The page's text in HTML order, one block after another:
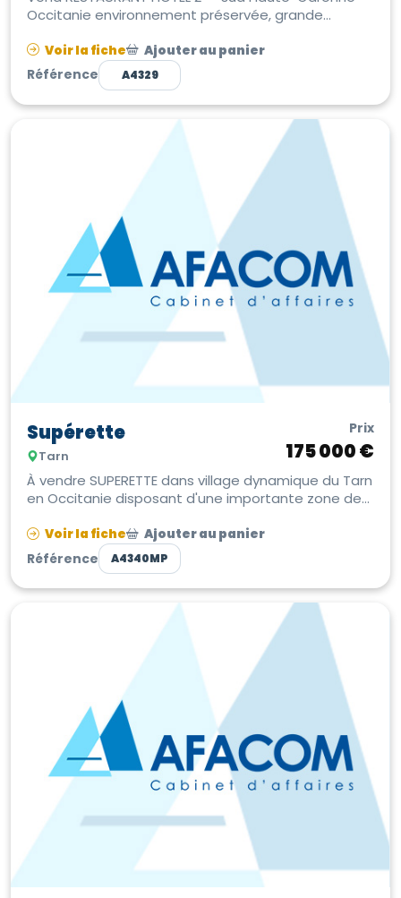
Occitanie environnement préservée, grande
Voir la fiche Ajouter au panier
Référence A4329
Supérette
Tarn
Prix
175 000 €
À vendre SUPERETTE dans village dynamique du Tarn
en Occitanie disposant d'une importante zone de
Voir la fiche Ajouter au panier
Référence A4340MP